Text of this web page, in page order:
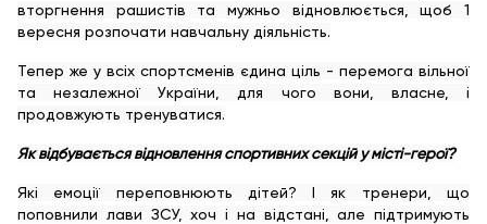
вторгнення рашистів та мужньо відновлюється, щоб 1
вересня розпочати навчальну діяльність.
Тепер же у всіх спортсменів єдина ціль - перемога вільної
та незалежної України, для чого вони, власне, і
продовжують тренуватися.
Як відбувається відновлення спортивних секцій у місті-герої?
Які емоції переповнюють дітей? І як тренери, що
поповнили лави ЗСУ, хоч і на відстані, але підтримують